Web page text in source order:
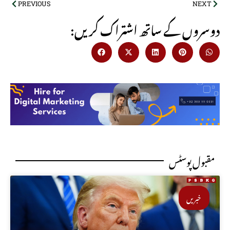
PREVIOUS NEXT
:دوسروں کے ساتھ اشتراک کریں
مقبول پوسٹس
خبریں